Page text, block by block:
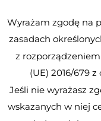
Wyrażam zgodę na
zasadach
z
(UE) 2016/679
Jeśli nie wyrażasz
wskazanych w niej